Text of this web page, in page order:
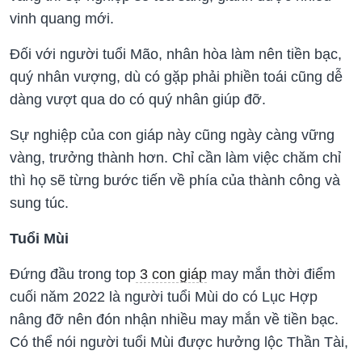
vinh quang mới.
Đối với người tuổi Mão, nhân hòa làm nên tiền bạc,
quý nhân vượng, dù có gặp phải phiền toái cũng dễ
dàng vượt qua do có quý nhân giúp đỡ.
Sự nghiệp của con giáp này cũng ngày càng vững
vàng, trưởng thành hơn. Chỉ cần làm việc chăm chỉ
thì họ sẽ từng bước tiến về phía của thành công và
sung túc.
Tuổi Mùi
Đứng đầu trong top 3 con giáp may mắn thời điểm
cuối năm 2022 là người tuổi Mùi do có Lục Hợp
nâng đỡ nên đón nhận nhiều may mắn về tiền bạc.
Có thể nói người tuổi Mùi được hưởng lộc Thần Tài,